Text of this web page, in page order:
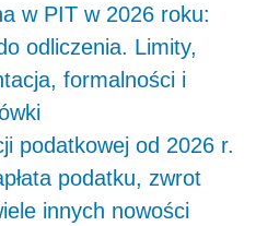
w PIT w 2026 roku:
odliczenia. Limity,
formalności i
podatkowej od 2026 r.
podatku, zwrot
innych nowości